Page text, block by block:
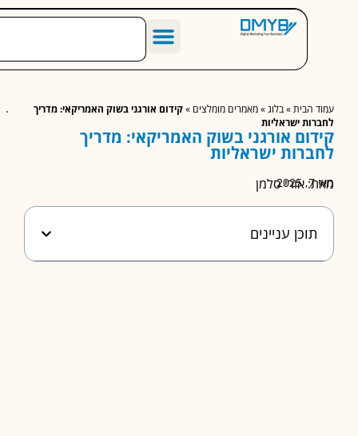
»בלוג»מאמרים מומלצים» קידום אורגני בשוק האמריקאי: מדריך
ישראליות
אורגני בשוק האמריקאי: מדריך
ישראליות
אורי סלמן
עניינים